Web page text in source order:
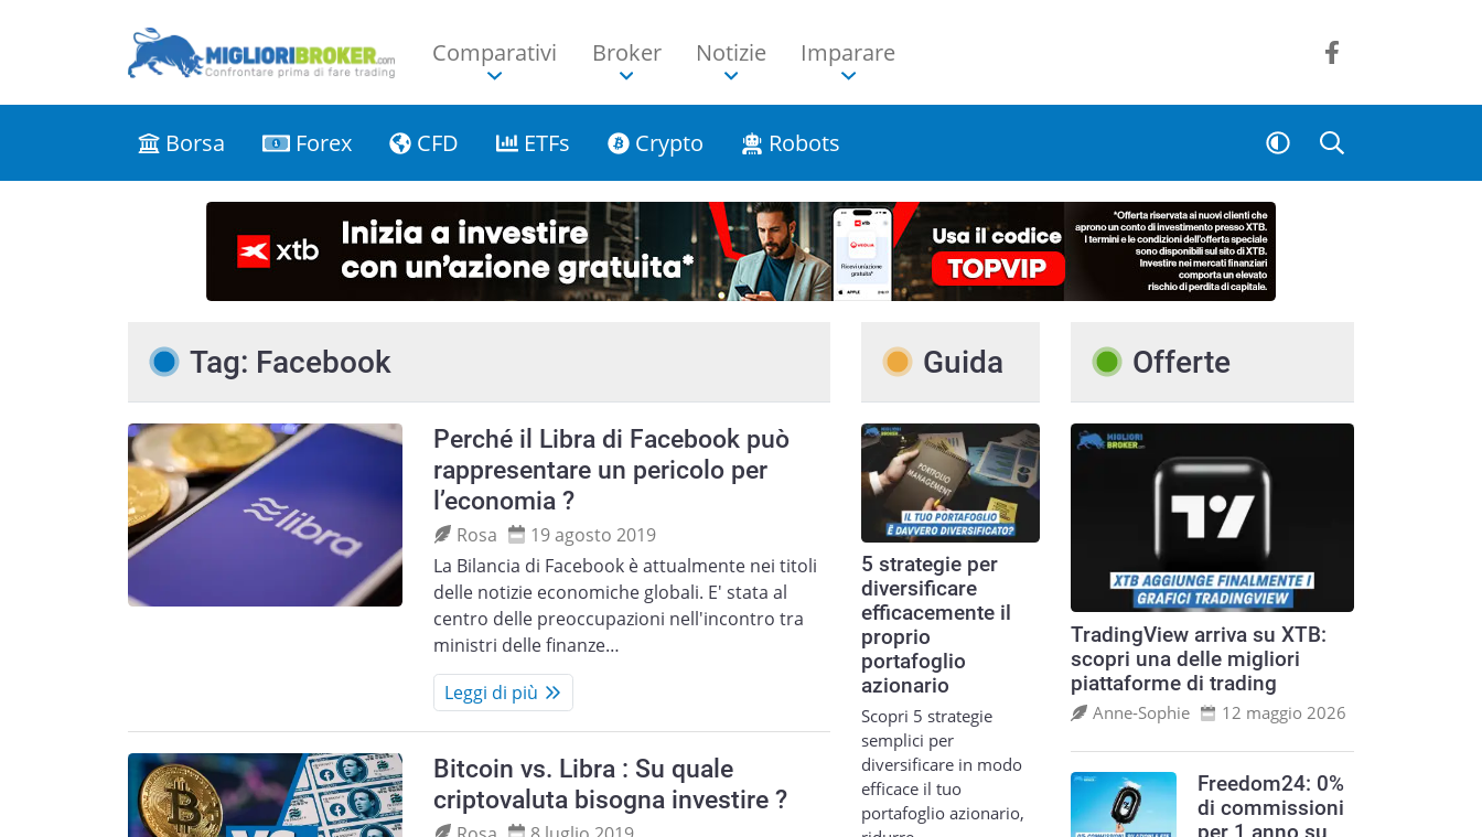
Comparativi Broker Notizie Imparare
Borsa Forex CFD ETFs Crypto Robots
Tag: Facebook
Perché il Libra di Facebook può
rappresentare un pericolo per
l’economia ?
Rosa
19 agosto 2019
La Bilancia di Facebook è attualmente nei titoli
delle notizie economiche globali. E' stata al
centro delle preoccupazioni nell'incontro tra
ministri delle finanze…
Leggi di più
Bitcoin vs. Libra : Su quale
criptovaluta bisogna investire ?
Guida
5 strategie per
diversificare
efficacemente il
proprio
portafoglio
azionario
Scopri 5 strategie
semplici per
diversificare in modo
efficace il tuo
portafoglio azionario,
Offerte
TradingView arriva su XTB:
scopri una delle migliori
piattaforme di trading
Anne‑Sophie 12 maggio 2026
Freedom24: 0%
di commissioni